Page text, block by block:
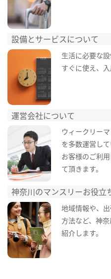
設備とサービスについて
生活に必要な
すぐに使え、
運営会社について
ウィークリー
を多数運営して
お客様のご利
て頂きます。
神奈川のマンスリーお役立
地域情報や、
方法など、神
紹介します。